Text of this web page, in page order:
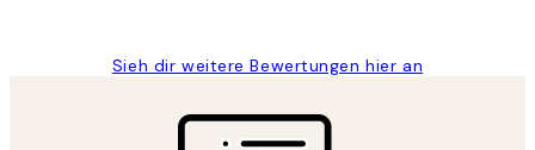
Sieh dir weitere Bewertungen hier an